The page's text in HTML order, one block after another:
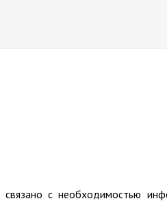
с необходимостью